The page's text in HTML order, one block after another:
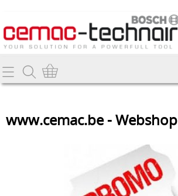
Home
www.cemac.be - Webshop